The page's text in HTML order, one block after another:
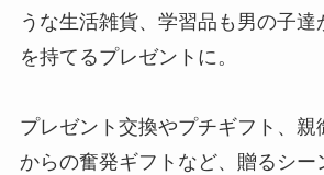
うな生活雑貨、学習品も男の子
を持てるプレゼントに。
プレゼント交換やプチギフト、親
からの奮発ギフトなど、贈るシー